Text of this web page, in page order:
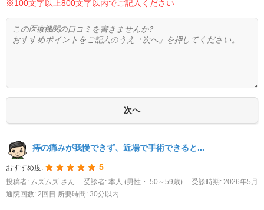
※100文字以上800文字以内でご記入ください
痔の痛みが我慢できず、近場で手術できると...
おすすめ度: 5
投稿者: ムズムズ さん 受診者: 本人 (男性・ 50～59歳)
受診時期: 2026年5月
通院回数: 2回目 所要時間: 30分以内